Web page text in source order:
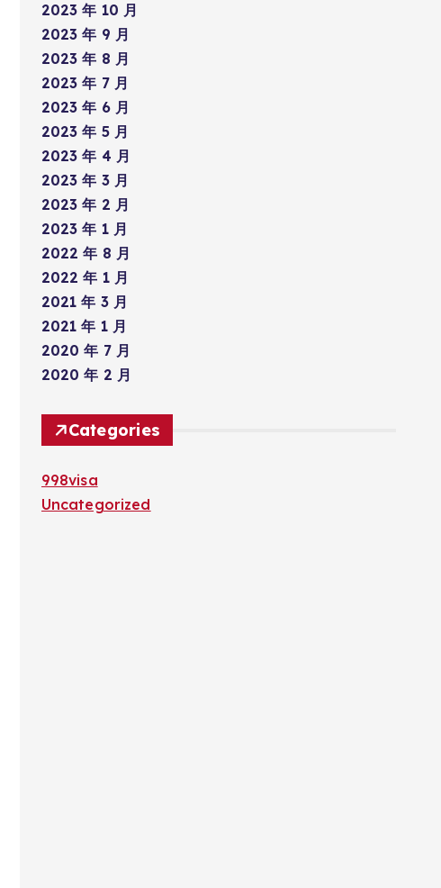
2023 年 10 月
2023 年 9 月
2023 年 8 月
2023 年 7 月
2023 年 6 月
2023 年 5 月
2023 年 4 月
2023 年 3 月
2023 年 2 月
2023 年 1 月
2022 年 8 月
2022 年 1 月
2021 年 3 月
2021 年 1 月
2020 年 7 月
2020 年 2 月
Categories
998visa
Uncategorized